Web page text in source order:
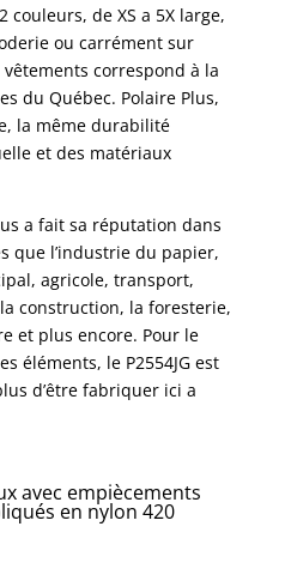
de XS a 5X large,
ou carrément sur
correspond à la
du Québec. Polaire Plus,
la même durabilité
et des matériaux
a fait sa réputation dans
que l’industrie du papier,
agricole, transport,
construction, la foresterie,
et plus encore. Pour le
éléments, le P2554JG est
d’être fabriquer ici a
avec empiècements
en nylon 420